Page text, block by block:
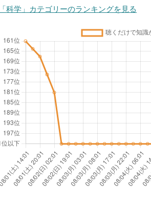
「科学」カテゴリーのランキングを見る